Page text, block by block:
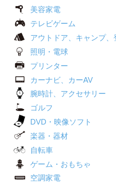
美容家電
テレビゲーム
アウトドア、キャンプ、
照明・電球
プリンター
カーナビ、カーAV
腕時計、アクセサリー
ゴルフ
DVD・映像ソフト
楽器・器材
自転車
ゲーム・おもちゃ
空調家電